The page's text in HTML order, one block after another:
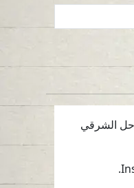
الشرقي